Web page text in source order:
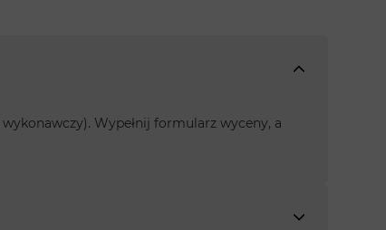
Wypełnij formularz wyceny, a